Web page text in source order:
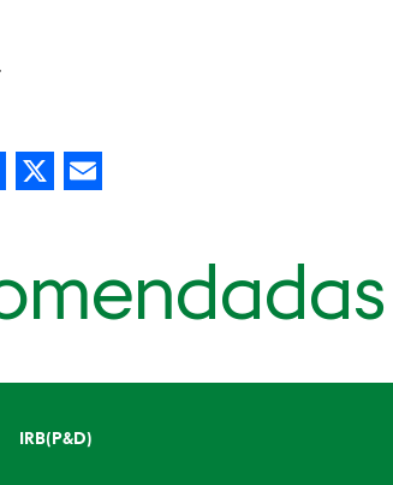
LinkedIn
X
IRB(P&D)